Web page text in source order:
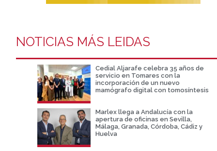
NOTICIAS MÁS LEIDAS
Cedial Aljarafe celebra 35 años de
servicio en Tomares con la
incorporación de un nuevo
mamógrafo digital con tomosíntesis
Marlex llega a Andalucía con la
apertura de oficinas en Sevilla,
Málaga, Granada, Córdoba, Cádiz y
Huelva